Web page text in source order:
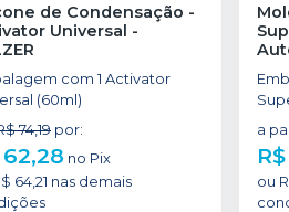
de Condensação -
Universal -
com 1 Activator
(60ml)
74,19 por:
62,28 no Pix
64,21 nas demais
a
ou